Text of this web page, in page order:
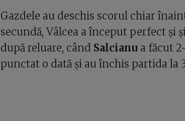
Gazdele au deschis scorul chiar
secundă, Vâlcea a început perfect și
după reluare, când Salcianu a făcut
punctat o dată și au închis partida la